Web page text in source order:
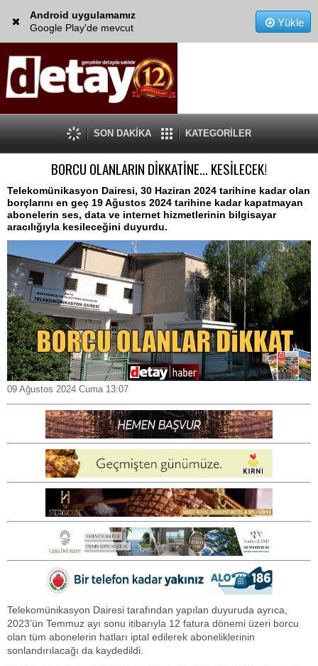
Android uygulamamız
Google Play'de mevcut
Yükle
SON DAKİKA KATEGORİLER
BORCU OLANLARIN DİKKATİNE... KESİLECEK!
Telekomünikasyon Dairesi, 30 Haziran 2024 tarihine kadar olan
borçlarını en geç 19 Ağustos 2024 tarihine kadar kapatmayan
abonelerin ses, data ve internet hizmetlerinin bilgisayar
aracılığıyla kesileceğini duyurdu.
09 Ağustos 2024 Cuma 13:07
Telekomünikasyon Dairesi tarafından yapılan duyuruda ayrıca,
2023’ün Temmuz ayı sonu itibarıyla 12 fatura dönemi üzeri borcu
olan tüm abonelerin hatları iptal edilerek aboneliklerinin
sonlandırılacağı da kaydedildi.